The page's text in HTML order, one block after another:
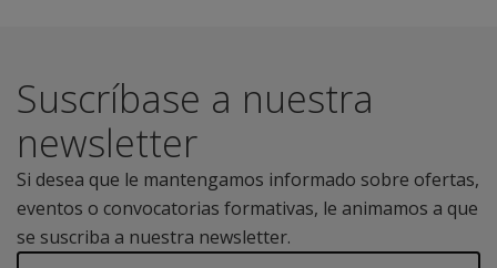
Suscríbase a nuestra
newsletter
Si desea que le mantengamos informado sobre ofertas,
eventos o convocatorias formativas, le animamos a que
se suscriba a nuestra newsletter.